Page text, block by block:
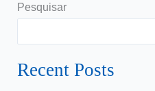
Pesquisar
Recent Posts